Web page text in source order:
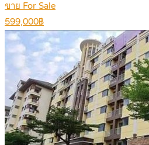
ขาย For Sale
599,000฿